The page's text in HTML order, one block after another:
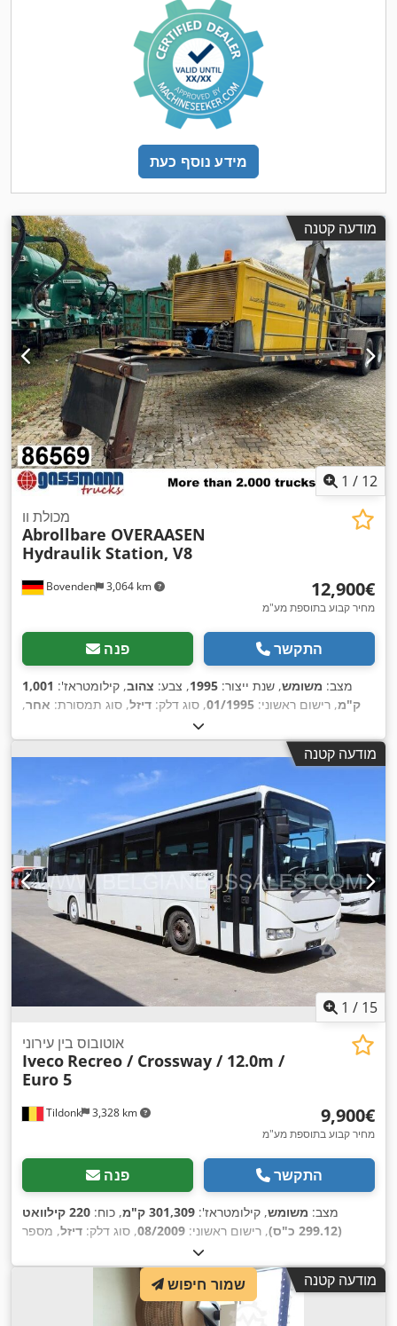
מידע נוסף כעת
מודעה קטנה
1 / 12
Bovenden 3,064 km
מכולת וו
Abrollbare OVERAASEN
Hydraulik Station, V8
‏12,900 ‏€
מחיר קבוע בתוספת מע"מ
פנה התקשר
מצב: משומש, שנת ייצור: 1995, צבע: צהוב, קילומטראז': 1,001
ק"מ, רישום ראשוני: 01/1995, סוג דלק: דיזל, סוג תמסורת: אחר,
מודעה קטנה
1 / 15
Tildonk 3,328 km
אוטובוס בין עירוני
Iveco Recreo / Crossway / 12.0m /
Euro 5
‏9,900 ‏€
מחיר קבוע בתוספת מע"מ
פנה התקשר
מצב: משומש, קילומטראז': 301,309 ק"מ , כוח:
220 קילוואט
(299.12 כ"ס)
, רישום ראשוני: 08/2009, סוג דלק: דיזל, מספר
מכני, צבע:
כולל:12,000 מ"מ , גובה כולל:3,400 מ"מ , שנת ייצור:2009, ציוד:
בקרת שיוט, מערכת בלימה למניעת נעילה (ABS) , מודעה קטנה שמור חיפוש